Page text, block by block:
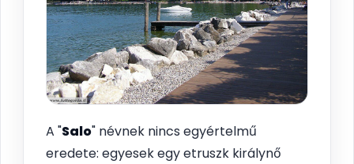
A "Salo" névnek nincs egyértelmű
eredete: egyesek egy etruszk királynő